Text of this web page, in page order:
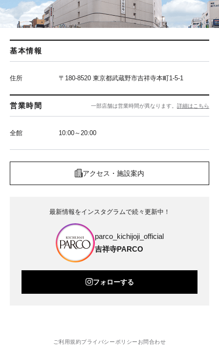
基本情報
住所 〒180-8520 東京都武蔵野市吉祥寺本町1-5-1
営業時間 一部店舗は営業時間が異なります。 詳細はこちら
全館 10:00～20:00
アクセス・施設案内
最新情報をインスタグラムで続々更新中！
parco_kichijoji_official
吉祥寺PARCO
フォローする
ご利用規約プライバシーポリシー お問合わせ